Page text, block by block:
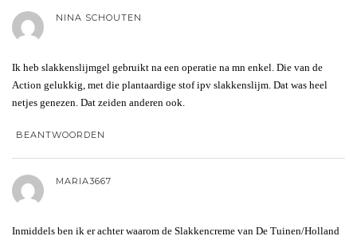
NINA SCHOUTEN
Ik heb slakkenslijmgel gebruikt na een operatie na mn enkel. Die van de
Action gelukkig, met die plantaardige stof ipv slakkenslijm. Dat was heel
netjes genezen. Dat zeiden anderen ook.
BEANTWOORDEN
MARIA3667
Inmiddels ben ik er achter waarom de Slakkencreme van De Tuinen/Holland